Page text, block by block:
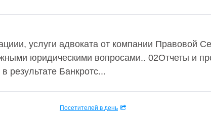
услуги адвоката от компании Правовой
юридическими вопросами.. 02Отчеты и
результате Банкротс...
Посетителей в день